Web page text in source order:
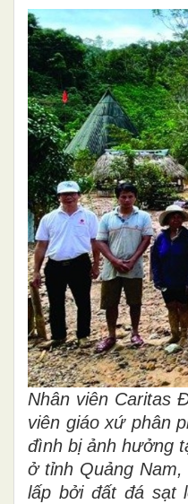
Nhân viên Caritas
viên giáo xứ phân
đình bị ảnh hưởng
ở tỉnh Quảng
lấp bởi đất đá sạt